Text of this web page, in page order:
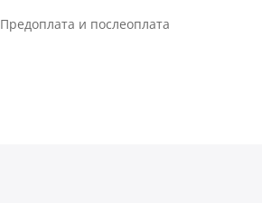
Предоплата и послеоплата